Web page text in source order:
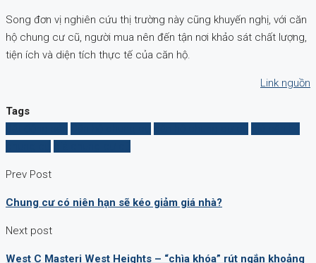
Song đơn vị nghiên cứu thị trường này cũng khuyến nghị, với căn
hộ chung cư cũ, người mua nên đến tận nơi khảo sát chất lượng,
tiện ích và diện tích thực tế của căn hộ.
Link nguồn
Tags
Prev Post
Chung cư có niên hạn sẽ kéo giảm giá nhà?
Next post
West C Masteri West Heights – “chìa khóa” rút ngắn khoảng